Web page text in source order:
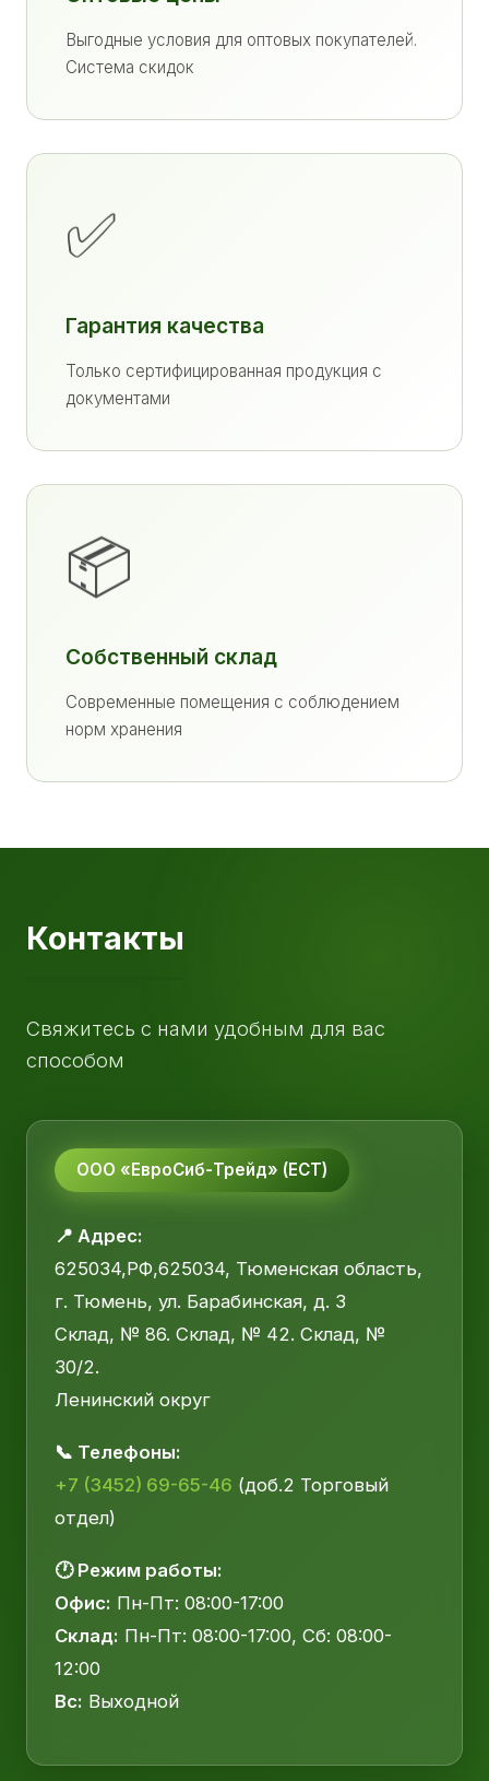
Выгодные условия для оптовых покупателей.
Система скидок
✅
Гарантия качества
Только сертифицированная продукция с
документами
📦
Собственный склад
Современные помещения с соблюдением
норм хранения
Контакты
Свяжитесь с нами удобным для вас
способом
ООО «ЕвроСиб-Трейд» (ЕСТ)
📍 Адрес:
625034,РФ,625034, Тюменская область,
г. Тюмень, ул. Барабинская, д. 3
Склад, № 86. Склад, № 42. Склад, №
30/2.
Ленинский округ
📞 Телефоны:
+7 (3452) 69-65-46 (доб.2 Торговый
отдел)
🕐 Режим работы:
Офис: Пн-Пт: 08:00-17:00
Склад: Пн-Пт: 08:00-17:00, Сб: 08:00-
12:00
Вс: Выходной